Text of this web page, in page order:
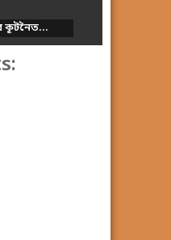
কূটনৈত...